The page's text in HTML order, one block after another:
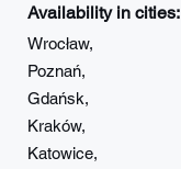
Availability in cities:
Wrocław,
Poznań,
Gdańsk,
Kraków,
Katowice,